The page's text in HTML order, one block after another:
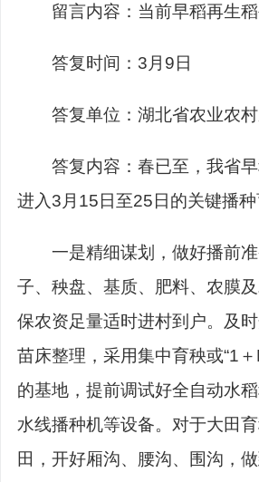
留言内容： 当前早稻再生
答复时间： 3 月 9 日
答复单位：湖北省农业农
答复内容：春已至，我省
进入3 月 15 日至25 日的关键播种
一是精细谋划，做好播前
子、秧盘、基质、肥料、农膜
保农资足量适时进村到户。及
苗床整理，采用集中育秧或“1 ＋
的基地，提前调试好全自动水
水线播种机等设备。对于大田
田，开好厢沟、腰沟、围沟，做